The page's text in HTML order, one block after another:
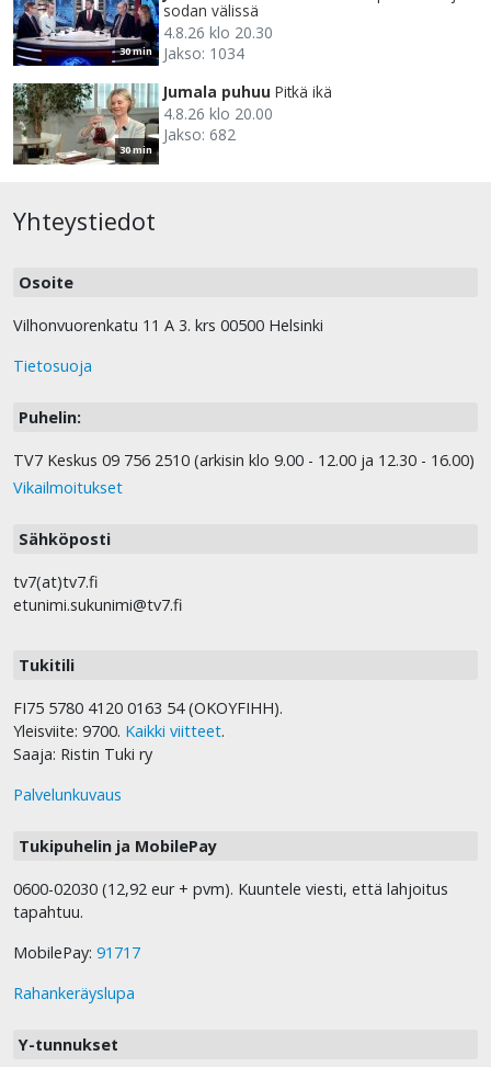
30 min
sodan välissä
4.8.26 klo 20.30
Jakso: 1034
30 min
Jumala puhuu Pitkä ikä
4.8.26 klo 20.00
Jakso: 682
Yhteystiedot
Osoite
Vilhonvuorenkatu 11 A 3. krs 00500 Helsinki
Tietosuoja
Puhelin:
TV7 Keskus 09 756 2510 (arkisin klo 9.00 - 12.00 ja 12.30 - 16.00)
Vikailmoitukset
Sähköposti
tv7(at)tv7.fi
etunimi.sukunimi@tv7.fi
Tukitili
FI75 5780 4120 0163 54 (OKOYFIHH).
Yleisviite: 9700. Kaikki viitteet.
Saaja: Ristin Tuki ry
Palvelunkuvaus
Tukipuhelin ja MobilePay
0600-02030 (12,92 eur + pvm). Kuuntele viesti, että lahjoitus
tapahtuu.
MobilePay: 91717
Rahankeräyslupa
Y-tunnukset